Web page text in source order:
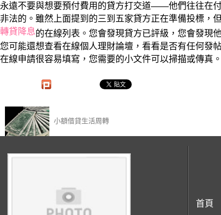
永遠不要與想要預付費用的貸方打交道——他們往往在
非法的。雖然上面提到的三到五家貸方正在準備投標，
轉貸降息的在線列表。您會發現貸方已評級，您會發現
您可能還想查看在線個人理財論壇，看看是否有任何發
在線申請很容易填寫，您需要的小文件可以掃描或傳真
小額借貸生活周轉‎
首頁